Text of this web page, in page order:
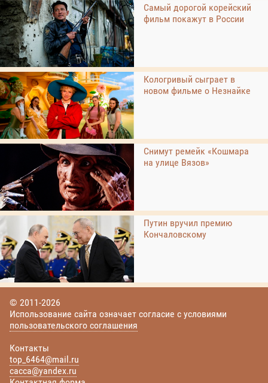
Самый дорогой корейский
фильм покажут в России
Кологривый сыграет в
новом фильме о Незнайке
Снимут ремейк «Кошмара
на улице Вязов»
Путин вручил премию
Кончаловскому
© 2011-2026
Использование сайта означает согласие с условиями
пользовательского соглашения
Контакты
top_6464@mail.ru
cacca@yandex.ru